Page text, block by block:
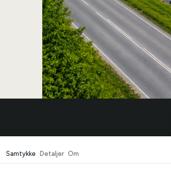
Se alle biler
Samtykke Detaljer Om